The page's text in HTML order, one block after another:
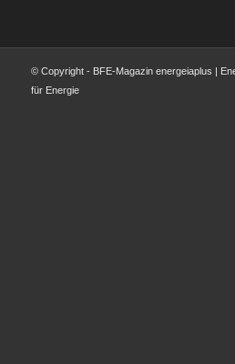
© Copyright - BFE-Magazin energeiaplus |
für Energie